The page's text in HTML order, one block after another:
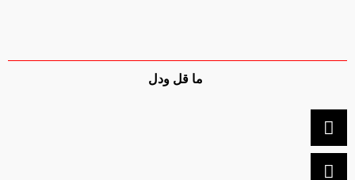
ما قل ودل